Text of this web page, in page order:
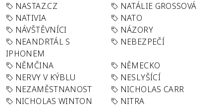
NASTAZ.CZ
NATÁLIE GROSSOVÁ
NATIVIA
NATO
NÁVŠTĚVNÍCI
NÁZORY
NEANDRTÁL S
IPHONEM
NEBEZPEČÍ
NĚMČINA
NĚMECKO
NERVY V KÝBLU
NESLYŠÍCÍ
NEZAMĚSTNANOST
NICHOLAS CARR
NICHOLAS WINTON
NITRA